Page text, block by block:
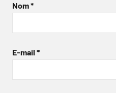
Nom*
E-mail *